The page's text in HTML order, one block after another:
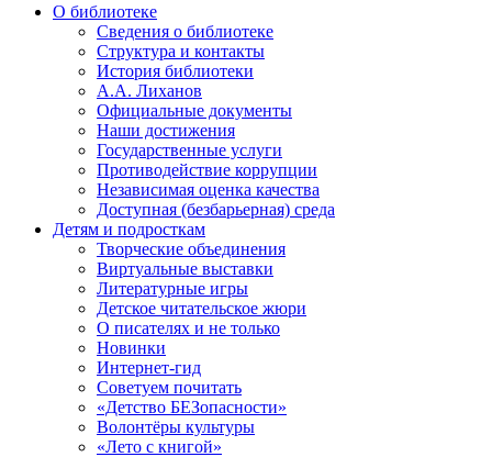
О библиотеке
Сведения о библиотеке
Структура и контакты
История библиотеки
А.А. Лиханов
Официальные документы
Наши достижения
Государственные услуги
Противодействие коррупции
Независимая оценка качества
Доступная (безбарьерная) среда
Детям и подросткам
Творческие объединения
Виртуальные выставки
Литературные игры
Детское читательское жюри
О писателях и не только
Новинки
Интернет-гид
Советуем почитать
«Детство БЕЗопасности»
Волонтёры культуры
«Лето с книгой»